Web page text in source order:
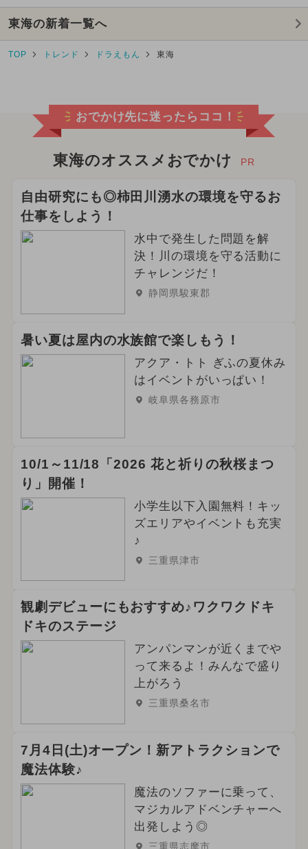
東海の新着一覧へ
TOP トレンド ドラえもん 東海
おでかけ先に迷ったらココ！
東海のオススメおでかけ PR
自由研究にも◎柿田川湧水の環境を守るお
仕事をしよう！
水中で発生した問題を解
決！川の環境を守る活動に
チャレンジだ！
静岡県駿東郡
暑い夏は屋内の水族館で楽しもう！
アクア・トト ぎふの夏休み
はイベントがいっぱい！
岐阜県各務原市
10/1～11/18「2026 花と祈りの秋桜まつ
り」開催！
小学生以下入園無料！キッ
ズエリアやイベントも充実
♪
三重県津市
観劇デビューにもおすすめ♪ワクワクドキ
ドキのステージ
アンパンマンが近くまでや
って来るよ！みんなで盛り
上がろう
三重県桑名市
7月4日(土)オープン！新アトラクションで
魔法体験♪
魔法のソファーに乗って、
マジカルアドベンチャーへ
出発しよう◎
三重県志摩市